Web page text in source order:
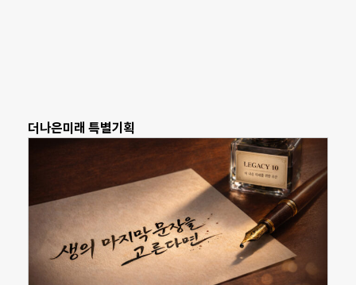
더나은미래 특별기획